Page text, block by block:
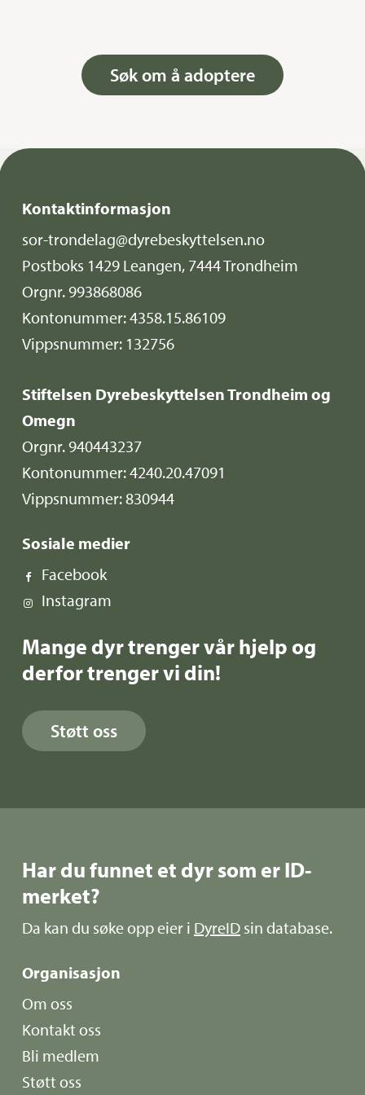
Søk om å adoptere
Kontaktinformasjon
sor-trondelag@dyrebeskyttelsen.no
Postboks 1429 Leangen, 7444 Trondheim
Orgnr. 993868086
Kontonummer: 4358.15.86109
Vippsnummer: 132756
Stiftelsen Dyrebeskyttelsen Trondheim og
Omegn
Orgnr. 940443237
Kontonummer: 4240.20.47091
Vippsnummer: 830944
Sosiale medier
Facebook
Instagram
Mange dyr trenger vår hjelp og
derfor trenger vi din!
Støtt oss
Har du funnet et dyr som er ID-
merket?
Da kan du søke opp eier i DyreID sin database.
Organisasjon
Om oss
Kontakt oss
Bli medlem
Støtt oss